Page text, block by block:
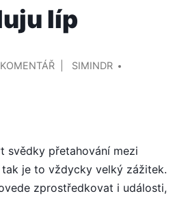
líp
NA
SIMINDR
svědky přetahování mezi
je to vždycky velký zážitek.
zprostředkovat i události,